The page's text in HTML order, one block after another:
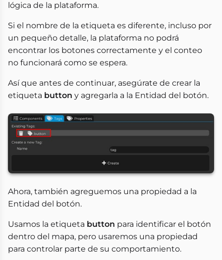
lógica de la plataforma.
Si el nombre de la etiqueta es diferente, incluso por
un pequeño detalle, la plataforma no podrá
encontrar los botones correctamente y el conteo
no funcionará como se espera.
Así que antes de continuar, asegúrate de crear la
etiqueta button y agregarla a la Entidad del botón.
Ahora, también agreguemos una propiedad a la
Entidad del botón.
Usamos la etiqueta button para identificar el botón
dentro del mapa, pero usaremos una propiedad
para controlar parte de su comportamiento.